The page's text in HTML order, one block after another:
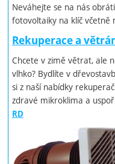
Neváhejte se na nás
fotovoltaiky na klíč včetně
Rekuperace a
Chcete v zimě větrat, ale
vlhko? Bydlíte v
si z naší nabídky
zdravé mikroklima a
RD